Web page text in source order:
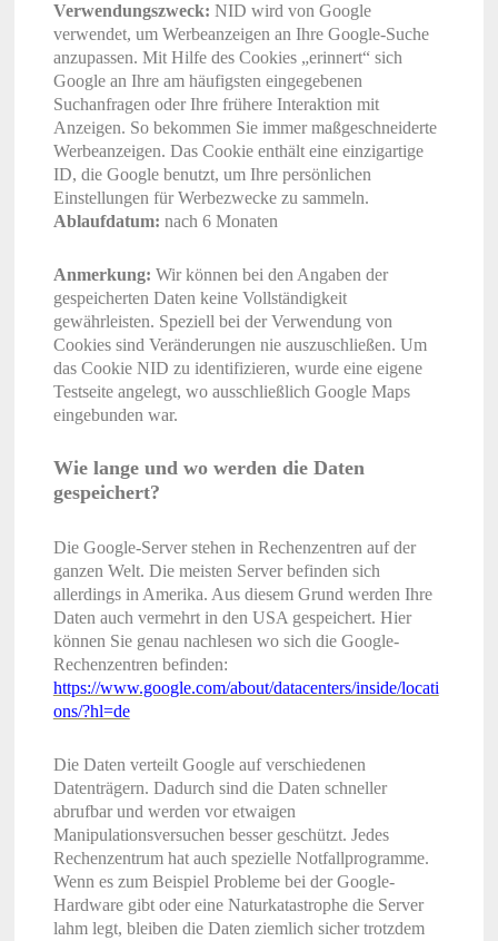
Verwendungszweck: NID wird von Google
verwendet, um Werbeanzeigen an Ihre Google-Suche
anzupassen. Mit Hilfe des Cookies „erinnert“ sich
Google an Ihre am häufigsten eingegebenen
Suchanfragen oder Ihre frühere Interaktion mit
Anzeigen. So bekommen Sie immer maßgeschneiderte
Werbeanzeigen. Das Cookie enthält eine einzigartige
ID, die Google benutzt, um Ihre persönlichen
Einstellungen für Werbezwecke zu sammeln.
Ablaufdatum: nach 6 Monaten
Anmerkung: Wir können bei den Angaben der
gespeicherten Daten keine Vollständigkeit
gewährleisten. Speziell bei der Verwendung von
Cookies sind Veränderungen nie auszuschließen. Um
das Cookie NID zu identifizieren, wurde eine eigene
Testseite angelegt, wo ausschließlich Google Maps
eingebunden war.
Wie lange und wo werden die Daten
gespeichert?
Die Google-Server stehen in Rechenzentren auf der
ganzen Welt. Die meisten Server befinden sich
allerdings in Amerika. Aus diesem Grund werden Ihre
Daten auch vermehrt in den USA gespeichert. Hier
können Sie genau nachlesen wo sich die Google-
Rechenzentren befinden:
https://www.google.com/about/datacenters/inside/locati
ons/?hl=de
Die Daten verteilt Google auf verschiedenen
Datenträgern. Dadurch sind die Daten schneller
abrufbar und werden vor etwaigen
Manipulationsversuchen besser geschützt. Jedes
Rechenzentrum hat auch spezielle Notfallprogramme.
Wenn es zum Beispiel Probleme bei der Google-
Hardware gibt oder eine Naturkatastrophe die Server
lahm legt, bleiben die Daten ziemlich sicher trotzdem